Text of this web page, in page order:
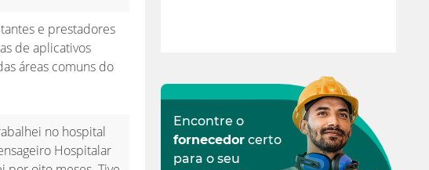
e prestadores
de aplicativos
áreas comuns do
no hospital
Hospitalar
Encontre o
fornecedor certo
para o seu